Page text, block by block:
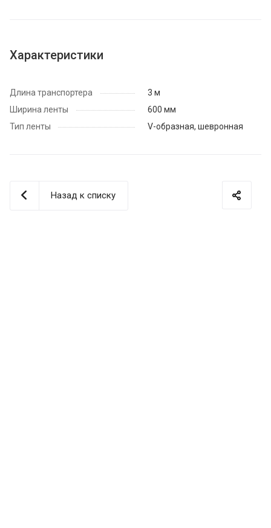
Характеристики
Длина транспортера
3 м
Ширина ленты
600 мм
Тип ленты
V-образная, шевронная
Назад к списку